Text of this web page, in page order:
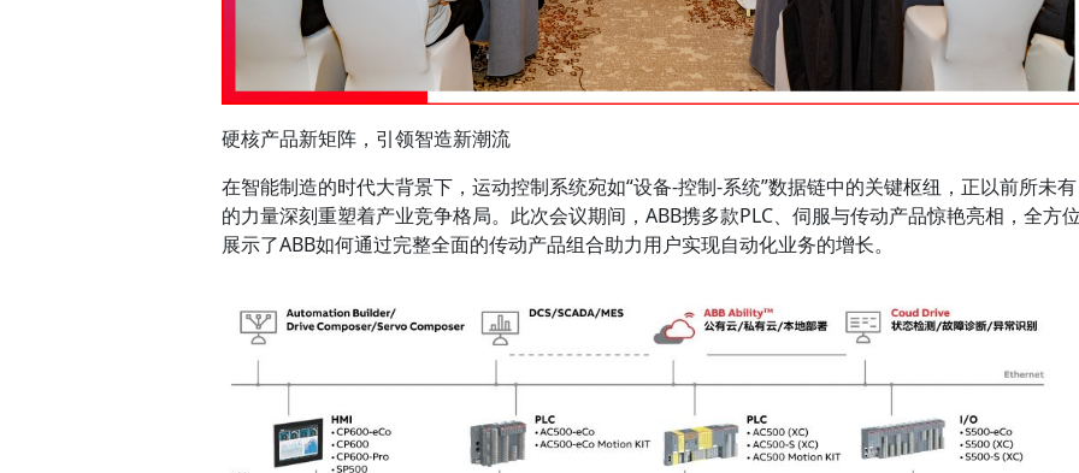
硬核产品新矩阵，引领智造新潮流
在智能制造的时代大背景下，运动控制系统宛如“设备-控制-系统”数据链中的关键枢纽，正以前所未有
的力量深刻重塑着产业竞争格局。此次会议期间，ABB携多款PLC、伺服与传动产品惊艳亮相，全方
展示了ABB如何通过完整全面的传动产品组合助力用户实现自动化业务的增长。